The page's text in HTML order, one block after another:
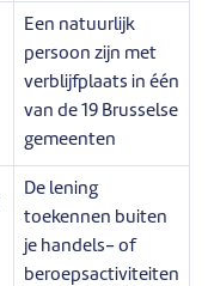
Een natuurlijk
persoon zijn met
verblijfplaats in één
van de 19 Brusselse
gemeenten
De lening
toekennen buiten
je handels- of
beroepsactiviteiten